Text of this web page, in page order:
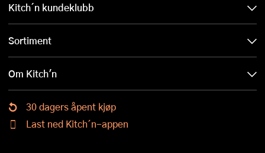
Kitch´n kundeklubb
Sortiment
Om Kitch'n
30 dagers åpent kjøp
Last ned Kitch´n-appen